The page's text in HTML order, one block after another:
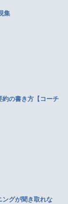
集
の書き方【コーチ
ングが聞き取れな